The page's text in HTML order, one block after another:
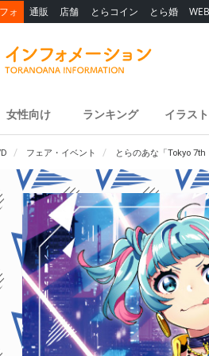
ォ 通販 店舗 とらコイン とら婚
女性向け ランキング イラス
フェア・イベント とらのあな「Tokyo